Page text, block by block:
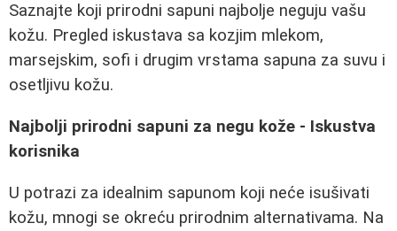
Saznajte koji prirodni sapuni najbolje neguju vašu
kožu. Pregled iskustava sa kozjim mlekom,
marsejskim, sofi i drugim vrstama sapuna za suvu i
osetljivu kožu.
Najbolji prirodni sapuni za negu kože - Iskustva
korisnika
U potrazi za idealnim sapunom koji neće isušivati
kožu, mnogi se okreću prirodnim alternativama. Na